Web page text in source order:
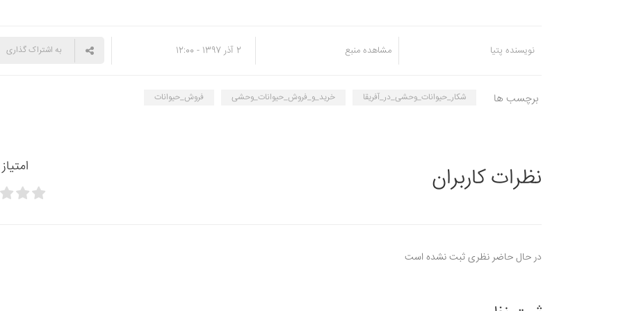
نویسنده پتیا مشاهده منبع 2 آذر 1397 - 12:00 به اشتراک گذاری
برچسب ها شکار_حیوانات_وحشی_در_آفریقا خرید_و_فروش_حیوانات_وحشی فروش_حیوانات
نظرات کاربران
در حال حاضر نظری ثبت نشده است